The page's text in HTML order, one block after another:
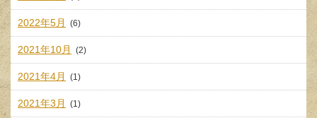
2022年5月 (6)
2021年10月 (2)
2021年4月 (1)
2021年3月 (1)